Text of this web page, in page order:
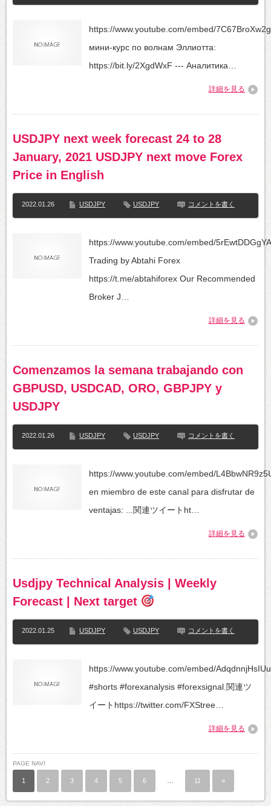
https://www.youtube.com/embed/
мини-курс по волнам Эллиотта:
https://bit.ly/2XgdWxF --- Аналитика…
詳細を見る
USDJPY next week forecast 24 to 28
January, 2021 USDJPY next move Forex
Price in English
2022.01.26 USDJPY USDJPY コメントを書く
https://www.youtube.com/embed/
Trading by Abtahi Forex
https://t.me/abtahiforex Our Recommended
Broker J…
詳細を見る
Comenzamos la semana trabajando con
GBPUSD, USDCAD, ORO, GBPJPY y
USDJPY
2022.01.26 USDJPY USDJPY コメントを書く
https://www.youtube.com/embed/
en miembro de este canal para disfrutar de
ventajas: ...関連ツイートht…
詳細を見る
Usdjpy Technical Analysis | Weekly
Forecast | Next target
2022.01.25 USDJPY USDJPY コメントを書く
https://www.youtube.com/embed/
#shorts #forexanalysis #forexsignal.関連ツ
イートhttps://twitter.com/FXStree…
詳細を見る
PAGE NAVI
1 2 3 4 5 6 11 »